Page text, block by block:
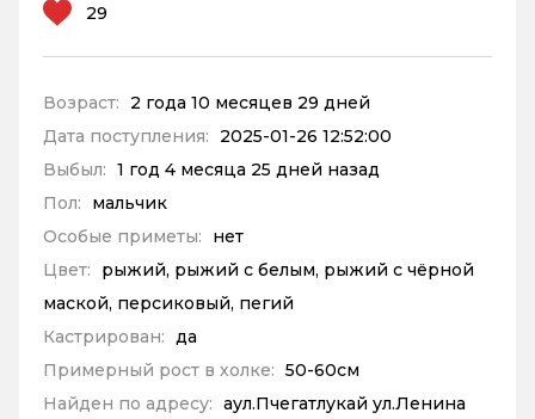
29
Возраст:
2 года 10 месяцев 29 дней
Дата поступления:
2025-01-26 12:52:00
Выбыл: 1 год 4 месяца 25 дней назад
Пол:
мальчик
Особые приметы:
нет
Цвет:
рыжий, рыжий с белым, рыжий с чёрной
маской, персиковый, пегий
Кастрирован: да
Примерный рост в холке: 50-60см
Найден по адресу: аул.Пчегатлукай ул.Ленина